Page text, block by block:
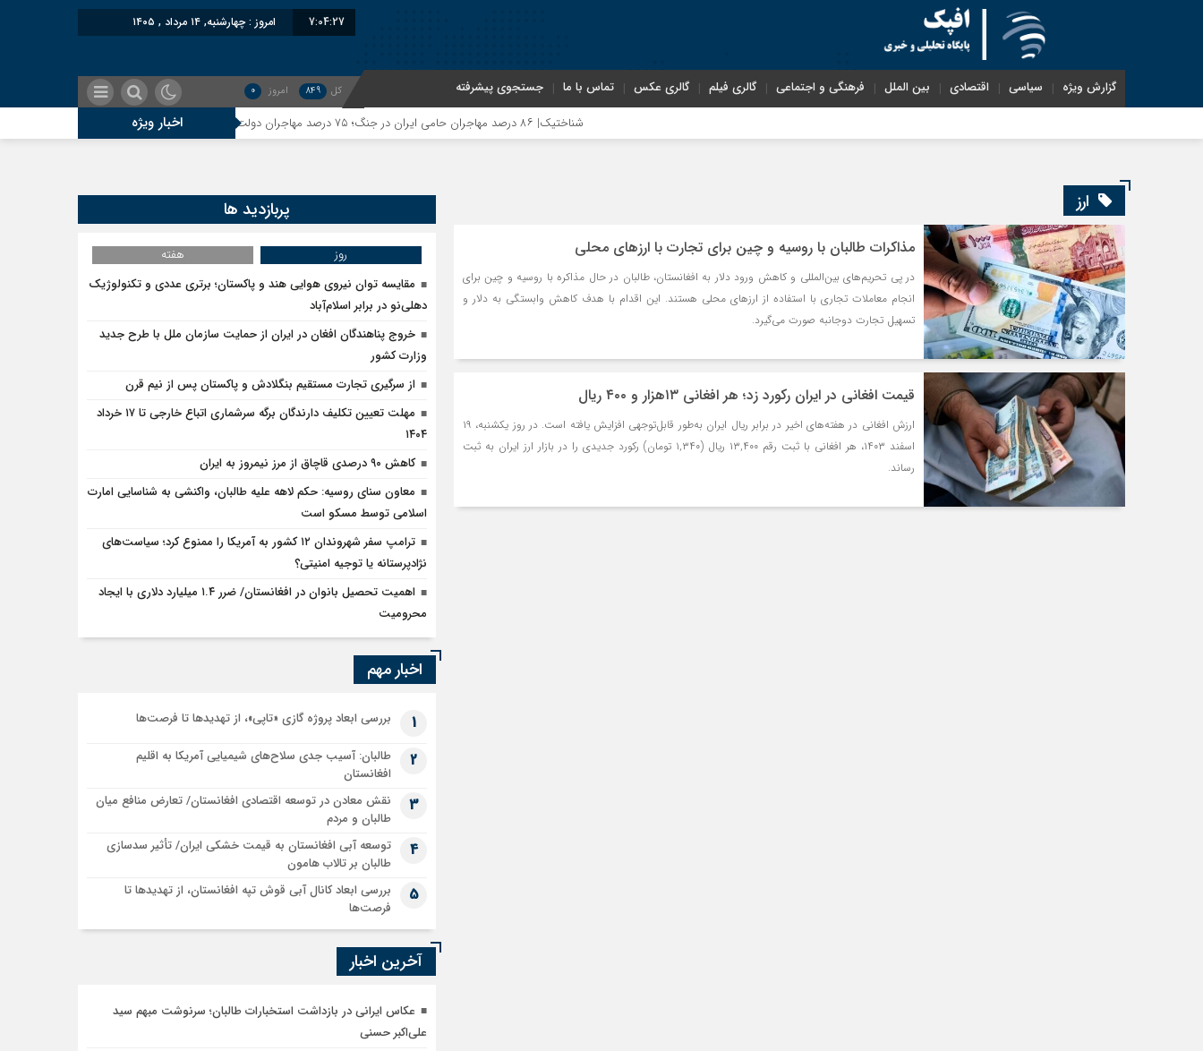
7:04:27 امروز : چهارشنبه, ۱۴ مرداد , ۱۴۰۵
گزارش ویژه سیاسی اقتصادی بین الملل فرهنگی و اجتماعی گالری فیلم گالری عکس تماس با ما جستجوی پیشرفته کل 849 امروز 0
اخبار ویژه شناختیک| ۸۶ درصد مهاجران حامی ایران در جنگ؛ ۷۵ درصد مهاجران دولت چهاردهم را خیرخواه خود نمی‌دانند
ارز
مذاکرات طالبان با روسیه و چین برای تجارت با ارزهای محلی
در پی تحریم‌های بین‌المللی و کاهش ورود دلار به افغانستان، طالبان در حال مذاکره با روسیه و چین برای
انجام معاملات تجاری با استفاده از ارزهای محلی هستند. این اقدام با هدف کاهش وابستگی به دلار و
تسهیل تجارت دوجانبه صورت می‌گیرد.
قیمت افغانی در ایران رکورد زد؛ هر افغانی ۱۳هزار و ۴۰۰ ریال
ارزش افغانی در هفته‌های اخیر در برابر ریال ایران به‌طور قابل‌توجهی افزایش یافته است. در روز یکشنبه، ۱۹
اسفند ۱۴۰۳، هر افغانی با ثبت رقم ۱۳,۴۰۰ ریال (۱,۳۴۰ تومان) رکورد جدیدی را در بازار ارز ایران به ثبت
رساند.
پربازدید ها
روز
هفته
مقایسه توان نیروی هوایی هند و پاکستان؛ برتری عددی و تکنولوژیک
دهلی‌نو در برابر اسلام‌آباد
خروج پناهندگان افغان در ایران از حمایت سازمان ملل با طرح جدید
وزارت کشور
از سرگیری تجارت مستقیم بنگلادش و پاکستان پس از نیم قرن
مهلت تعیین تکلیف دارندگان برگه سرشماری اتباع خارجی تا ۱۷ خرداد
۱۴۰۴
کاهش ۹۰ درصدی قاچاق از مرز نیمروز به ایران
معاون سنای روسیه: حکم لاهه علیه طالبان، واکنشی به شناسایی امارت
اسلامی توسط مسکو است
ترامپ سفر شهروندان ۱۲ کشور به آمریکا را ممنوع کرد؛ سیاست‌های
نژادپرستانه یا توجیه امنیتی؟
اهمیت تحصیل بانوان در افغانستان/ ضرر ۱.۴ میلیارد دلاری با ایجاد
محرومیت
اخبار مهم
1 بررسی ابعاد پروژه گازی «تاپی»، از تهدیدها تا فرصت‌ها
2
طالبان: آسیب جدی سلاح‌های شیمیایی آمریکا به اقلیم
افغانستان
3
نقش معادن در توسعه اقتصادی افغانستان/ تعارض منافع میان
طالبان و مردم
4
توسعه آبی افغانستان به قیمت خشکی ایران/ تأثیر سدسازی
طالبان بر تالاب هامون
5
بررسی ابعاد کانال آبی قوش تپه افغانستان، از تهدیدها تا
فرصت‌ها
آخرین اخبار
عکاس ایرانی در بازداشت استخبارات طالبان؛ سرنوشت مبهم سید
علی‌اکبر حسنی